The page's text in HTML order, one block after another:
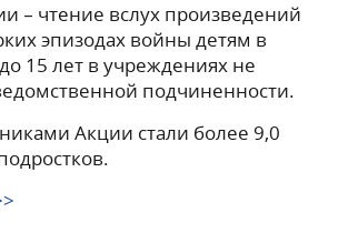
– чтение вслух произведений
эпизодах войны детям в
15 лет в учреждениях не
подчиненности.
Акции стали более 9,0